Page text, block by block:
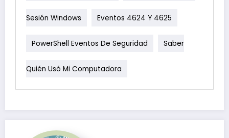
Sesión Windows Eventos 4624 Y 4625
PowerShell Eventos De Seguridad Saber
Quién Usó Mi Computadora